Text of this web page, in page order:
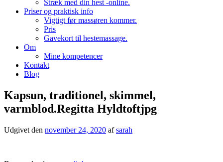
Stræk med din hest -online.
Priser og praktisk info
Vigtigt før massøren kommer.
Pris
Gavekort til hestemassage.
Om
Mine kompetencer
Kontakt
Blog
Kapsun, traditionel, skimmel,
varmblod.Regitta Hyldtoftjpg
Udgivet den november 24, 2020 afsarah